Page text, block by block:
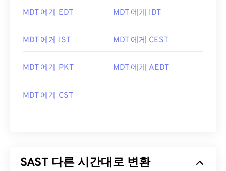
MDT 에게 EDT MDT 에게 IDT
MDT 에게 IST MDT 에게 CEST
MDT 에게 PKT MDT 에게 AEDT
MDT 에게 CST
SAST 다른 시간대로 변환